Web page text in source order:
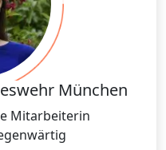
München
Mitarbeiterin